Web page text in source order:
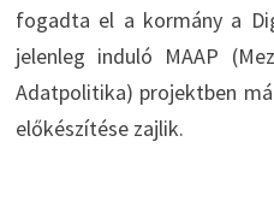
fogadta el a kormány a
jelenleg induló MAAP
Adatpolitika) projektben
előkészítése zajlik.